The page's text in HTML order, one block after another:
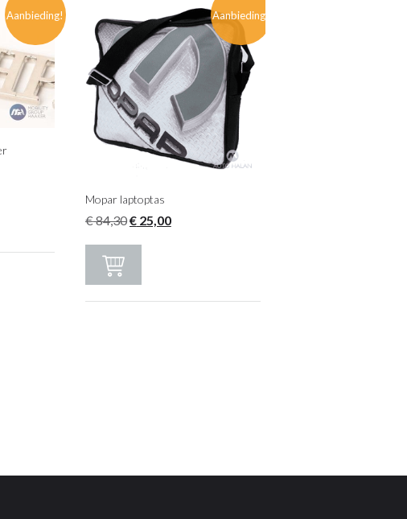
Aanbieding! Aanbieding!
Mopar laptoptas
€84,30Oorspronkelijke
€25,00Huidige